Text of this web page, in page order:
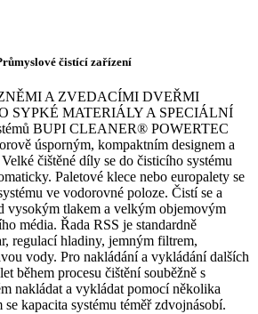
čistící zařízení
A ZVEDACÍMI DVEŘMI
SYPKÉ MATERIÁLY A SPECIÁLNÍ
BUPI CLEANER® POWERTEC
úsporným, kompaktním designem a
čištěné díly se do čisticího systému
Paletové klece nebo europalety se
ve vodorovné poloze. Čistí se a
vysokým tlakem a velkým objemovým
média. Řada RSS je standardně
regulací hladiny, jemným filtrem,
vody. Pro nakládání a vykládání dalších
během procesu čištění souběžně s
nakládat a vykládat pomocí několika
kapacita systému téměř zdvojnásobí.